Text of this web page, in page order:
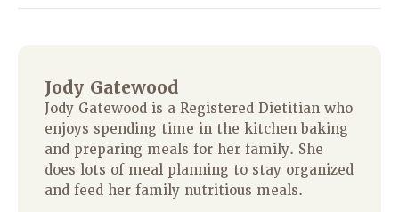
Jody Gatewood
Jody Gatewood is a Registered Dietitian who
enjoys spending time in the kitchen baking
and preparing meals for her family. She
does lots of meal planning to stay organized
and feed her family nutritious meals.